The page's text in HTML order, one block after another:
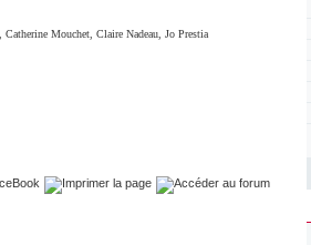
,Catherine Mouchet ,Claire Nadeau ,Jo Prestia